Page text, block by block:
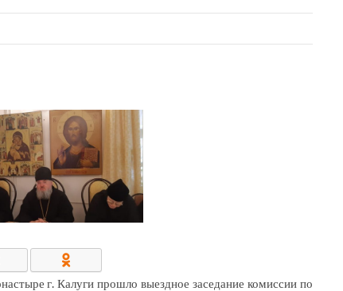
БЛАГОЧИНИЯ
ХРАМЫ И МОНАСТЫРИ
КОНТАКТЫ/РЕКВИЗИТЫ
г. Калуги прошло выездное заседание комиссии по